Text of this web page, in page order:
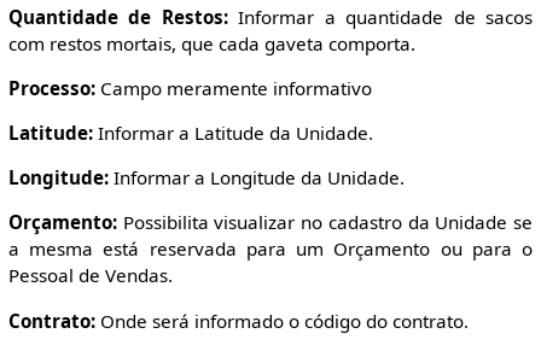
Quantidade de Restos:Informar a quantidade de sacos
com restos mortais, que cada gaveta comporta.
Processo:Campo meramente informativo
Latitude:Informar a Latitude da Unidade.
Longitude:Informar a Longitude da Unidade.
Orçamento:Possibilita visualizar no cadastro da Unidade se
a mesma está reservada para um Orçamento ou para o
Pessoal de Vendas.
Contrato:Onde será informado o código do contrato.